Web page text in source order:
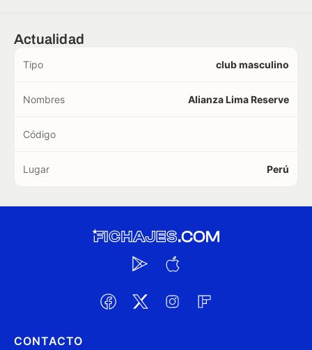
Actualidad
Tipo club masculino
Nombres Alianza Lima Reserve
Código
Lugar Perú
CONTACTO